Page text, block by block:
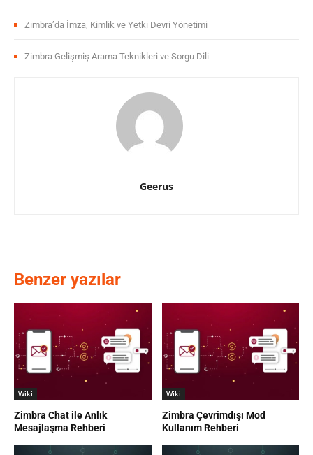
Zimbra’da İmza, Kimlik ve Yetki Devri Yönetimi
Zimbra Gelişmiş Arama Teknikleri ve Sorgu Dili
Geerus
Benzer yazılar
Wiki
Zimbra Chat ile Anlık
Mesajlaşma Rehberi
Wiki
Zimbra Çevrimdışı Mod
Kullanım Rehberi